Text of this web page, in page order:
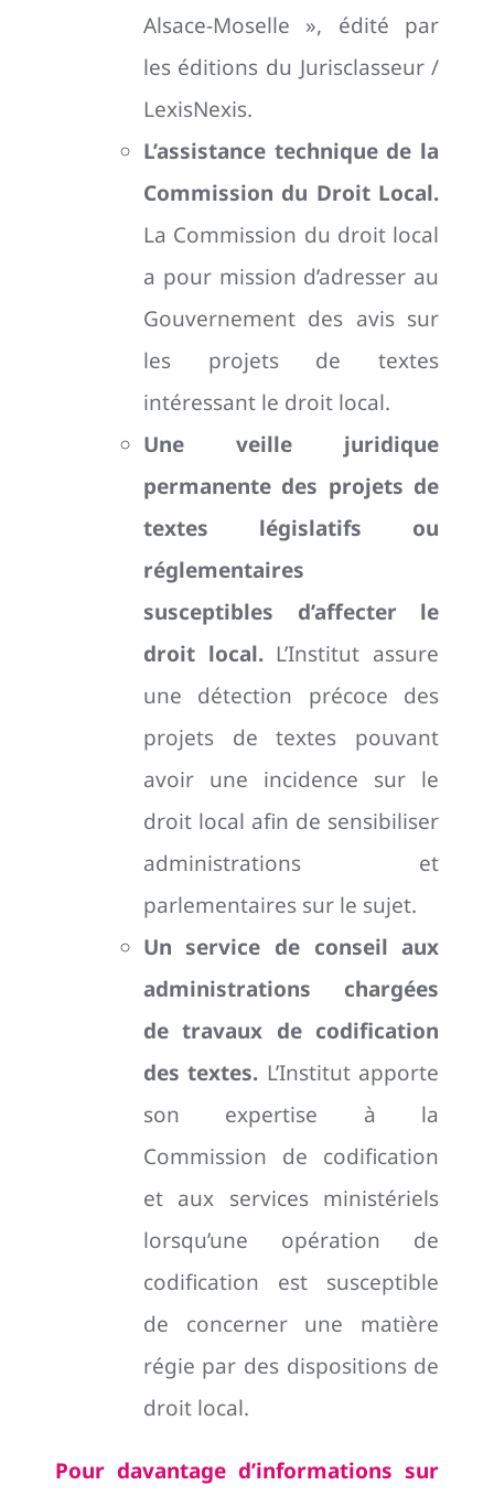
Alsace-Moselle », édité par
les éditions du Jurisclasseur /
LexisNexis.
L’assistance technique de la
Commission du Droit Local.
La Commission du droit local
a pour mission d’adresser au
Gouvernement des avis sur
les projets de textes
intéressant le droit local.
Une veille juridique
permanente des projets de
textes législatifs ou
réglementaires
susceptibles d’affecter le
droit local.L’Institut assure
une détection précoce des
projets de textes pouvant
avoir une incidence sur le
droit local afin de sensibiliser
administrations et
parlementaires sur le sujet.
Un service de conseil aux
administrations chargées
de travaux de codification
des textes. L’Institut apporte
son expertise à la
Commission de codification
et aux services ministériels
lorsqu’une opération de
codification est susceptible
de concerner une matière
régie par des dispositions de
droit local.
Pour davantage d’informations sur